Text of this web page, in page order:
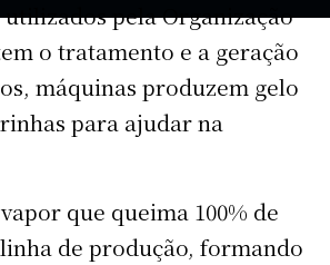
pela Organização
o tratamento e a geração
máquinas produzem gelo
para ajudar na
que queima 100% de
de produção, formando